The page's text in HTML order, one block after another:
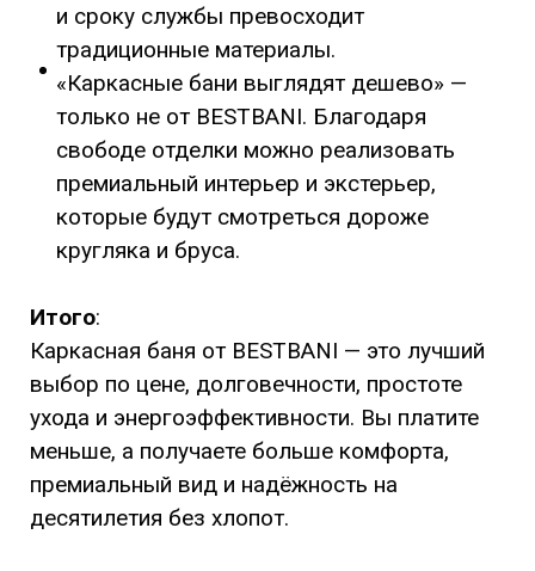
и сроку службы превосходит
традиционные материалы.
«Каркасные бани выглядят дешево» —
только не от BESTBANI. Благодаря
свободе отделки можно реализовать
премиальный интерьер и экстерьер,
которые будут смотреться дороже
кругляка и бруса.
Итого:
Каркасная баня от BESTBANI — это лучший
выбор по цене, долговечности, простоте
ухода и энергоэффективности. Вы платите
меньше, а получаете больше комфорта,
премиальный вид и надёжность на
десятилетия без хлопот.